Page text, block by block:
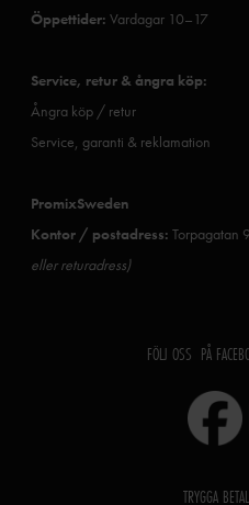
Öppettider: Vardagar 10–17
Service, retur & ångra köp:
Ångra köp / retur
Service, garanti & reklamation
PromixSweden
Kontor / postadress: Torpagatan
eller returadress)
FÖLJ OSS PÅ
TRYGGA